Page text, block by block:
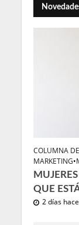
COLUMNA
MARKETING•
QUE
2 días hace